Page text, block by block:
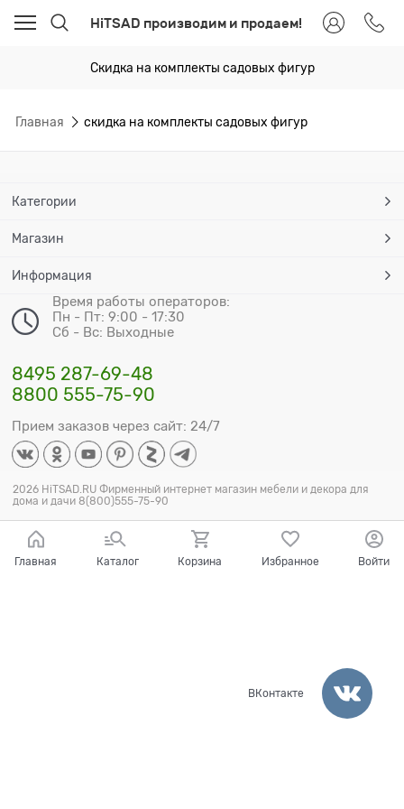
HiTSAD производим и продаем!
Скидка на комплекты садовых фигур
Главная скидка на комплекты садовых фигур
Категории
Магазин
Информация
Время работы операторов:
Пн - Пт: 9:00 - 17:30
Сб - Вс: Выходные
8495 287-69-48
8800 555-75-90
Прием заказов через сайт: 24/7
2026 HiTSAD.RU Фирменный интернет магазин мебели и декора для
дома и дачи 8(800)555-75-90
Главная Каталог Корзина Избранное Войти
ВКонтакте